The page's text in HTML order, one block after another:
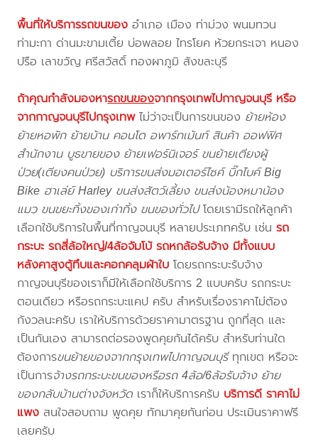
พื้นที่ให้บริการรถขนของ อำเภอ เมือง ท่าม่วง พนมทวน
ท่ามะกา ด่านมะขามเตี้ย บ่อพลอย ไทรโยค ห้วยกระเจา หนอง
ปรือ เลาขวัญ ศรีสวัสดิ์ ทองผาภูมิ สังขละบุรี
ถ้าคุณกำลังมองหารถขนของจากกรุงเทพไปกาญจนบุรี หรือ
จากกาญจนบุรีไปกรุงเทพไม่ว่าจะเป็นการขนของ ย้ายห้อง
ย้ายหอพัก ย้ายบ้าน คอนโด อพาร์ทเม้นท์ สินค้า ออฟฟิศ
สำนักงาน บูธขายของ ย้ายเฟอร์นิเจอร์ ขนย้ายเตียงผู้
ป่วย(เตียงคนป่วย) บริการขนส่งมอเตอร์ไซค์ บิ๊กไบค์ Big
Bike ฮาเล่ย์ Harley ขนส่งสัตว์เลี้ยง ขนส่งน้องหมาน้อง
แมว ขนขยะทิ้งของเก่าทิ้ง ขนของทั่วไปโดยเรามีรถให้ลูกค้า
เลือกใช้บริการในพื้นที่กาญจนบุรี หลายประเภทครับ เช่นรถ
กระบะ รถสี่ล้อใหญ่/4ล้อจัมโบ้ รถหกล้อรับจ้าง มีทั้งแบบ
หลังคาสูงตู้ทึบและคอกคลุมผ้าใบ โดยรถกระบะรับจ้าง
กาญจนบุรีของเราก็มีให้เลือกใช้บริการ 2 แบบครับ รถกระบะ
ตอนเดียว หรือรถกระบะแคป ครับ สำหรับเรื่องราคาไม่ต้อง
กังวลนะครับ เราให้บริการด้วยราคามาตรฐาน ถูกที่สุด และ
เป็นกันเอง สามารถต่อรองพูดคุยกันได้ครับ สำหรับท่านใด
ต้องการขนย้ายของจากกรุงเทพไปกาญจนบุรีทุกเขต หรือจะ
เป็นการจ้างรถกระบะขนของหรือรถ 4ล้อ/6ล้อรับจ้าง ย้าย
ของกลับบ้านต่างจังหวัด เราก็ให้บริการครับ บริการดี ราคาไม่
แพง สนใจสอบถาม พูดคุย ทักมาคุยกันก่อน ประเมินราคาฟรี
เลยครับ